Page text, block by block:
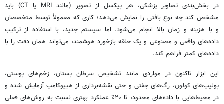
در بخش‌بندی تصاویر پزشکی، هر پیکسل از تصویر (مانند MRI یا CT) باید
مشخص کند چه نوع بافتی را نمایش می‌دهد؛ کاری که معمولاً توسط متخصصان
و با هزینه و زمان بالا انجام می‌شود. اما سیستم جدید، با استفاده از ترکیب
داده‌های واقعی و مصنوعی و یک حلقه بازخورد هوشمند، می‌تواند همان دقت را با
داده‌های کمتر فراهم کند.
این ابزار تاکنون در مواردی مانند تشخیص سرطان پستان، زخم‌های پوستی،
پولیپ‌های کولون، رگ‌های جفتی و حتی نقشه‌برداری از هیپوکامپ آزمایش شده و
در محیط‌هایی با داده‌های محدود، تا ۲۰٪ عملکرد بهتری نسبت به روش‌های فعلی